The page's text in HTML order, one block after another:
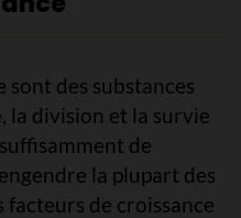
sont des substances
la division et la survie
de
la plupart des
facteurs de croissance